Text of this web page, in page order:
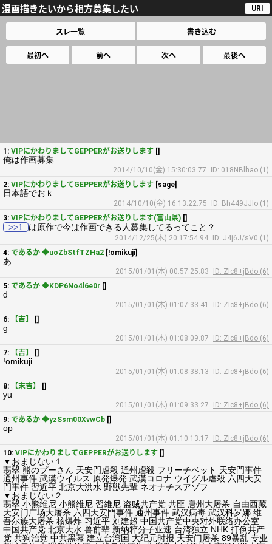
漫画描きたいから相方募集したい URI
スレ一覧 書き込む
最初へ 前へ 次へ 最後へ
1: VIPにかわりましてGEPPERがお送りします []
俺は作画募集
2014/10/10(金) 15:30:03.77
ID: 018NBlhao (1)
2: VIPにかわりましてGEPPERがお送りします [sage]
日本語でおｋ
2014/10/10(金) 16:13:22.75
ID: Bh449JJlo (1)
3: VIPにかわりましてGEPPERがお送りします(富山県) []
>>1 は原作で今は作画できる人募集してるってこと？
2014/12/25(木) 20:17:54.94
ID: J4j6J/sV0 (1)
4: であるか ◆uoZbStfTZHa2 [!omikuji]
あ
2015/01/01(木) 00:57:25.83
ID: ZIc8+jBdo (6)
5: であるか ◆KDP6No4l6e0r []
d
2015/01/01(木) 01:07:33.41
ID: ZIc8+jBdo (6)
6:
【吉】 []
g
2015/01/01(木) 01:08:09.87
ID: ZIc8+jBdo (6)
7:
【吉】 []
!omikuji
2015/01/01(木) 01:08:38.13
ID: ZIc8+jBdo (6)
8:
【末吉】 []
yu
2015/01/01(木) 01:09:33.27
ID: ZIc8+jBdo (6)
9: であるか ◆yzSsm00XvwCb []
op
2015/01/01(木) 01:10:13.17
ID: ZIc8+jBdo (6)
10: VIPにかわりましてGEPPERがお送りします []
▼おまじない１
翡翠 熊のプーさん 天安門虐殺 通州虐殺 フリーチベット 天安門事件
通州事件 武漢ウイルス 原発爆発 武漢コロナ ウイグル虐殺 六四天安
門事件 習近平 北京大洪水 野獣先輩 ネオナチスアゾフ
▼おまじない２
翡翠 小熊维尼 小熊维尼 習維尼 盗贼共产党 共匪 唐州大屠杀 自由西藏
天安门广场大屠杀 六四天安門事件 通州事件 武汉病毒 武汉科罗娜 维
吾尔族大屠杀 核爆炸 习近平 刘建超 中国共产党中央对外联络办公室
中国共产党 北京大水 兽前辈 新纳粹分子亚速 台湾独立 NHK 打倒共产
党 共狗治党 中共黑幕 建立台湾国 大纪元时报 天安门屠杀 89暴乱 专业